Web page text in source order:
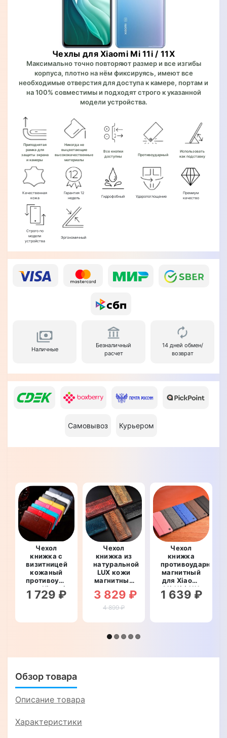
Чехлы для Xiaomi Mi 11i / 11X
Максимально точно повторяют размер и все изгибы
корпуса, плотно на нём фиксируясь, имеют все
необходимые отверстия для доступа к камере, портам и
на 100% совместимы и подходят строго к указанной
модели устройства.
Приподнятая
рамка для
защиты экрана
и камеры
Никогда не
выцветающие
высококачественные
материалы
Все кнопки
доступны
Противоударный
Использовать
как подставку
Качественная
кожа
Гарантия 12
недель
Гидрофобный Ударопоглощение
Премиум
качество
Строго по
модели
устройства
Эргономичный
Наличные
Безналичный
расчет
14 дней обмен/
возврат
Самовывоз Курьером
Чехол
книжка с
визитницей
кожаный
противоударный
для Xiaomi
Mi 11i / 11X
1 729 ₽
Чехол
книжка из
натуральной
LUX кожи
магнитный
противоударный
для Xiaomi
Mi 11i / 11X
LUXURY"
3 829 ₽
4 899 ₽
Чехол
книжка
противоударный
магнитный
для Xiaomi
Mi 11i / 11X
"PRIVILEGE"
1 639 ₽
Обзор товара
Описание товара
Характеристики